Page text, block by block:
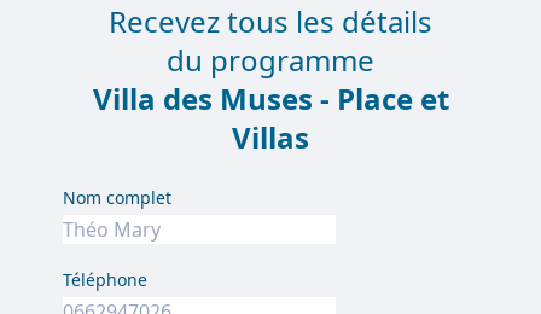
Recevez tous les détails
du programme
Villa des Muses - Place et
Villas
Nom complet
Téléphone